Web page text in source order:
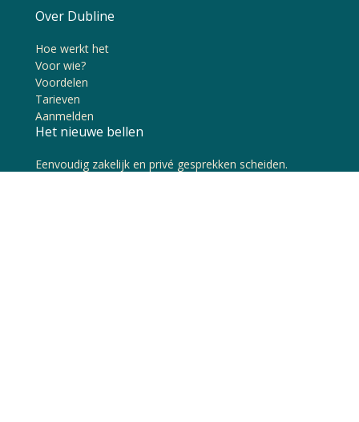
Over Dubline
Hoe werkt het
Voor wie?
Voordelen
Tarieven
Aanmelden
Het nieuwe bellen
Eenvoudig zakelijk en privé gesprekken scheiden.